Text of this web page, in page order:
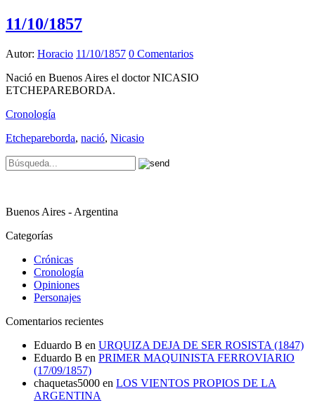
11/10/1857
Autor: Horacio 11/10/1857 0 Comentarios
Nació en Buenos Aires el doctor NICASIO
ETCHEPAREBORDA.
Cronología
Etchepareborda, nació, Nicasio
Buenos Aires - Argentina
Categorías
Crónicas
Cronología
Opiniones
Personajes
Comentarios recientes
Eduardo B en URQUIZA DEJA DE SER ROSISTA (1847)
Eduardo B en PRIMER MAQUINISTA FERROVIARIO
(17/09/1857)
chaquetas5000 en LOS VIENTOS PROPIOS DE LA
ARGENTINA